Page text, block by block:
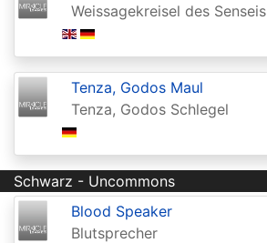
Amonkhet
Invocations
Antiquities
Apocalypse
Arabian
Nights
Arena
Weissagekreisel des Senseis
Tenza, Godos Maul
Tenza, Godos Schlegel
Schwarz - Uncommons
Blood Speaker
Blutsprecher